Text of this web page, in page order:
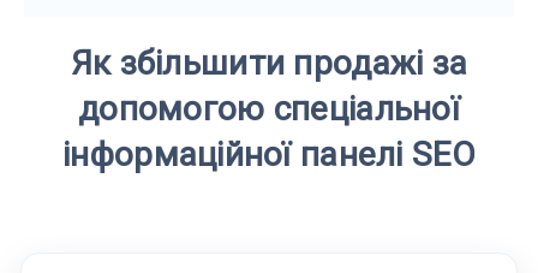
Як збільшити продажі за
допомогою спеціальної
інформаційної панелі SEO